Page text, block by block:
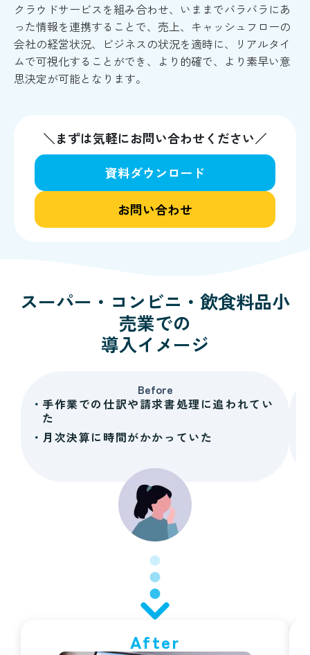
クラウドサービスを組み合わせ、いままでバラバラにあ
った情報を連携することで、売上、キャッシュフローの
会社の経営状況、ビジネスの状況を適時に、リアルタイ
ムで可視化することができ、より的確で、より素早い意
思決定が可能となります。
＼まずは気軽にお問い合わせください／
資料ダウンロード
お問い合わせ
スーパー・コンビニ・飲食料品小
売業での
導入イメージ
Before
手作業での仕訳や請求書処理に追われてい
た
月次決算に時間がかかっていた
After